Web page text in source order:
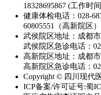
18328695867 (工作时
健康体检电话：028-
60805551（高新院区）
武侯院区地址：成都
武侯院区急诊电话：
高新院区地址：成都
高新院区急诊电话：
Copyright © 四川现代
ICP备案/许可证号:蜀